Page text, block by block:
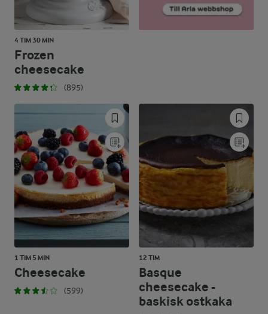
4 TIM 30 MIN
Frozen
cheesecake
(895)
1 TIM 5 MIN
Cheesecake
(599)
12 TIM
Basque
cheesecake -
baskisk ostkaka